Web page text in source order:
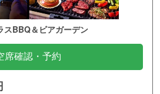
スBBQ＆ビアガーデン
席確認・予約